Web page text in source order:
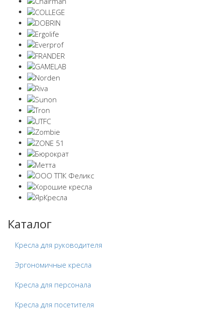
Каталог
Кресла для руководителя
Эргономичные кресла
Кресла для персонала
Кресла для посетителя